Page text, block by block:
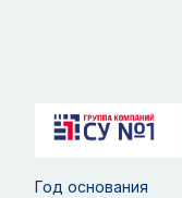
Год основания